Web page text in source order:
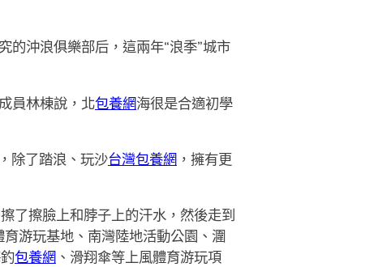
沖浪俱樂部后，這兩年“浪季”城市
員林棟說，北包養網海很是合適初學
除了踏浪、玩沙台灣包養網 ，擁有更
了擦臉上和脖子上的汗水，然後走到
游玩基地、南灣陸地活動公園、潿
包養網 、滑翔傘等上風體育游玩項